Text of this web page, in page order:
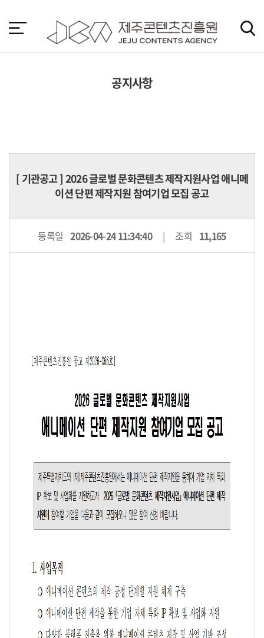
바
가
공지사항
[기관공고] 2026 글로벌 문화콘텐츠 제작지원사업 애니메
이션 단편 제작지원 참여기업 모집 공고
등록일 2026-04-24 11:34:40 조회 11,165